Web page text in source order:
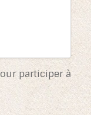
participer à